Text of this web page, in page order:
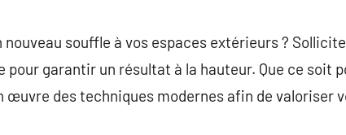
nouveau souffle à vos espaces extérieurs ?
pour garantir un résultat à la hauteur. Que ce soit
œuvre des techniques modernes afin de valoriser